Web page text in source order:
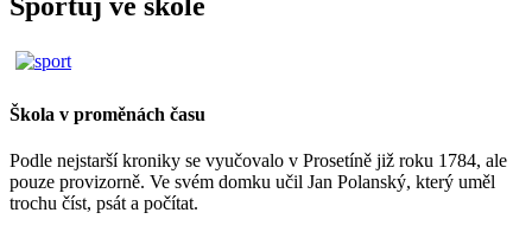
Škola v proměnách času
Podle nejstarší kroniky se vyučovalo v Prosetíně již roku 1784, ale
pouze provizorně. Ve svém domku učil Jan Polanský, který uměl
trochu číst, psát a počítat.